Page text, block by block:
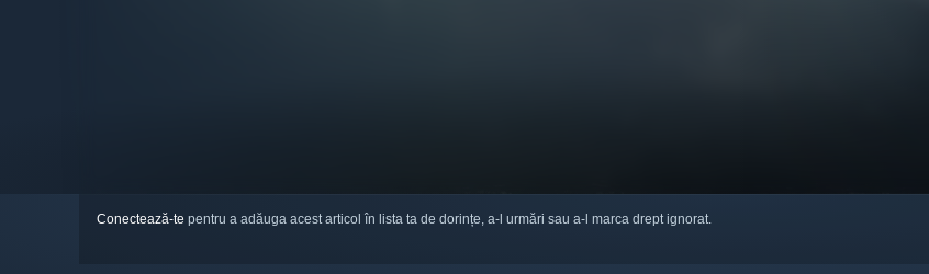
Conectează-te pentru a adăuga acest articol în lista ta de dorințe, a-l urmări sau a-l marca drept ignorat.